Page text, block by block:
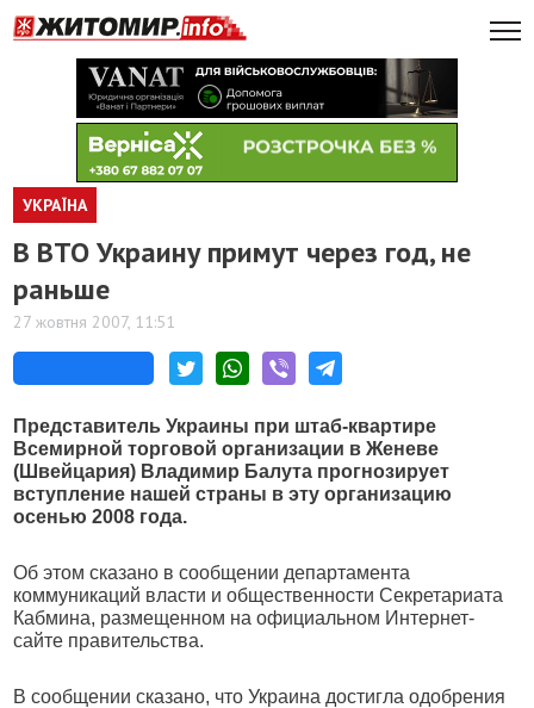
УКРАЇНА
В ВТО Украину примут через год, не
раньше
27 жовтня 2007, 11:51
Представитель Украины при штаб-квартире
Всемирной торговой организации в Женеве
(Швейцария) Владимир Балута прогнозирует
вступление нашей страны в эту организацию
осенью 2008 года.
Об этом сказано в сообщении департамента
коммуникаций власти и общественности Секретариата
Кабмина, размещенном на официальном Интернет-
сайте правительства.
В сообщении сказано, что Украина достигла одобрения